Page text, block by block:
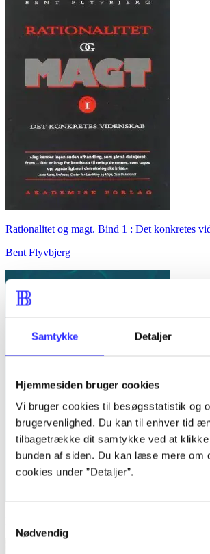
Samtykke Detaljer
Hjemmesiden bruger cookies
Vi bruger cookies til besøgsstatistik og
brugervenlighed. Du kan til enhver tid
tilbagetrække dit samtykke ved at klikke
bunden af siden. Du kan læse mere om
cookies under ”Detaljer”.
Nødvendig
Rationalitet og magt. Bind 1 : Det konkretes
Bent Flyvbjerg